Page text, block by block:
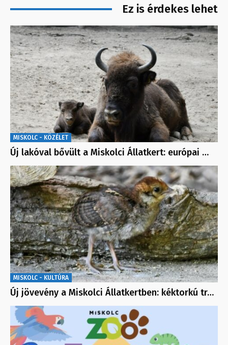
Ez is érdekes lehet
MISKOLC - KÖZÉLET
Új lakóval bővült a Miskolci Állatkert: európai …
MISKOLC - KULTÚRA
Új jövevény a Miskolci Állatkertben: kéktorkú tr…